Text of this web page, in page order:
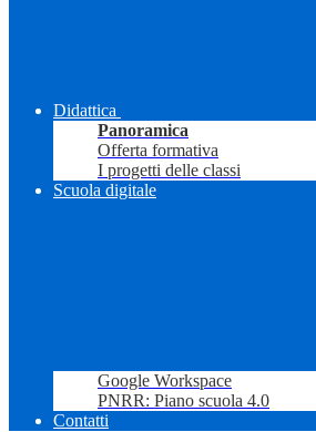
Didattica
Panoramica
Offerta formativa
I progetti delle classi
Scuola digitale
Google Workspace
PNRR: Piano scuola 4.0
Contatti